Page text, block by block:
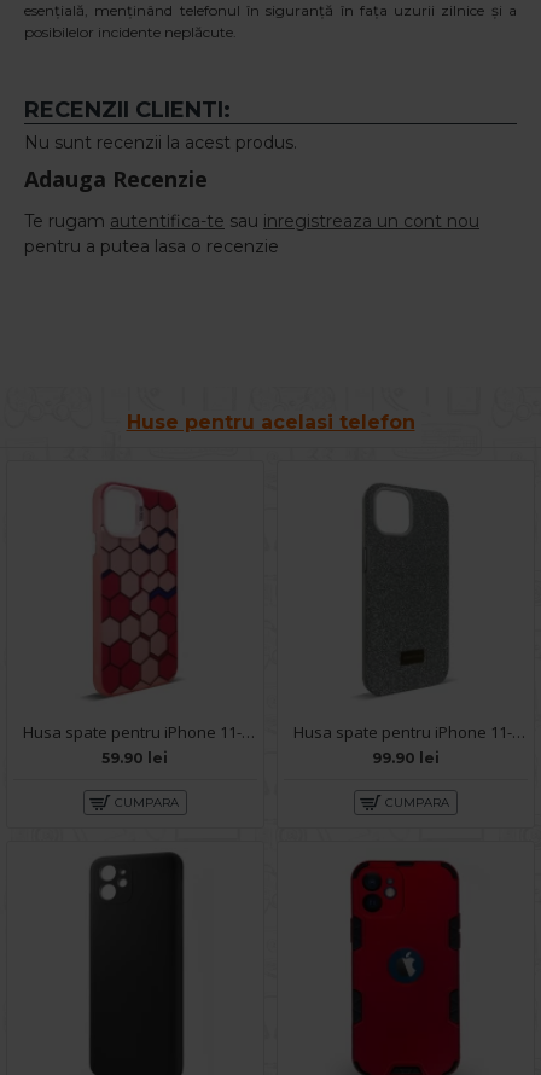
esențială, menținând telefonul în siguranță în fața uzurii zilnice și a
posibilelor incidente neplăcute.
RECENZII CLIENTI:
Nu sunt recenzii la acest produs.
Adauga Recenzie
Te rugam autentifica-te sau inregistreaza un cont nou
pentru a putea lasa o recenzie
Huse pentru acelasi telefon
Husa spate pentru iPhone 11- Bozo case Rosu
59.90 lei
CUMPARA
Husa spate pentru iPhone 11- Glow case
99.90 lei
CUMPARA